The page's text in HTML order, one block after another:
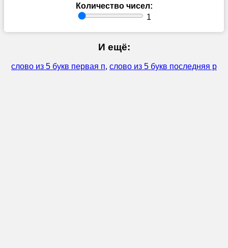
Количество чисел:
1
И ещё:
слово из 5 букв первая п, слово из 5 букв последняя р